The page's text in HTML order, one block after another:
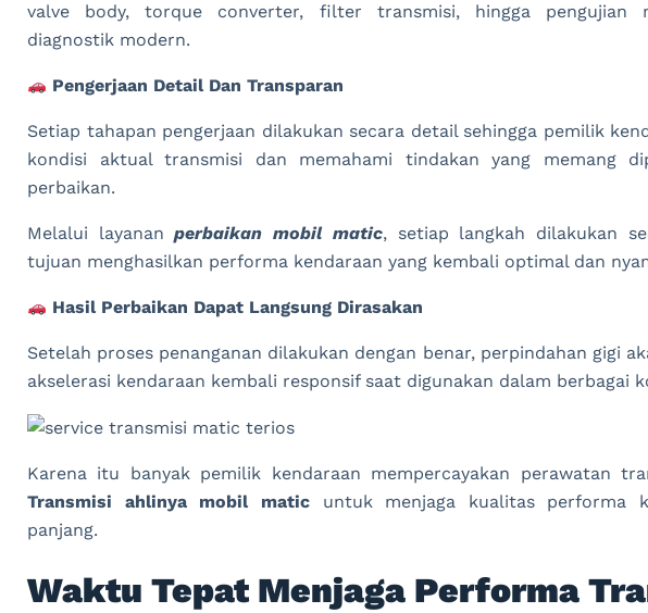
valve body, torque converter, filter transmisi, hingga pengujian
diagnostik modern.
Pengerjaan Detail Dan Transparan
Setiap tahapan pengerjaan dilakukan secara detail sehingga pemilik
kondisi aktual transmisi dan memahami tindakan yang memang
perbaikan.
Melalui layananperbaikan mobil matic, setiap langkah dilakukan
tujuan menghasilkan performa kendaraan yang kembali optimal dan
Hasil Perbaikan Dapat Langsung Dirasakan
Setelah proses penanganan dilakukan dengan benar, perpindahan gigi
akselerasi kendaraan kembali responsif saat digunakan dalam berbagai
Karena itu banyak pemilik kendaraan mempercayakan perawatan
Transmisi
ahlinya mobil maticuntuk menjaga kualitas performa
panjang.
Waktu Tepat Menjaga Performa